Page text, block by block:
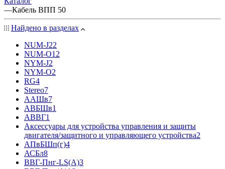
—Кабель ВПП 50
Найдено в разделах
NUM-J22
NUM-О12
NYM-J2
NYM-O2
RG4
Stereo7
ААШв7
АВБШв1
АВВГ1
Аксессуары для устройства управления и защиты
двигателя/защитного и управляющего устройства2
АПвБШп(г)4
АСБл8
ВВГ-Пнг-LS(А)3